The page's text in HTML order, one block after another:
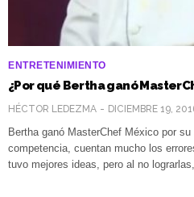
ENTRETENIMIENTO
¿Por qué Bertha ganó
HÉCTOR LEDEZMA DICIEMBRE 19,
Bertha ganó MasterChef México por
competencia, cuentan mucho los
tuvo mejores ideas, pero al no